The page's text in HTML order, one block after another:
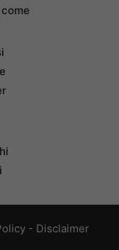
- Disclaimer